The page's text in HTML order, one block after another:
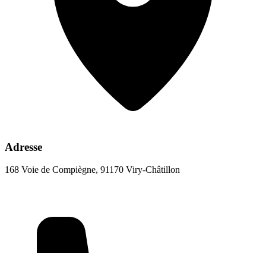
Adresse
168 Voie de Compiègne, 91170 Viry-Châtillon